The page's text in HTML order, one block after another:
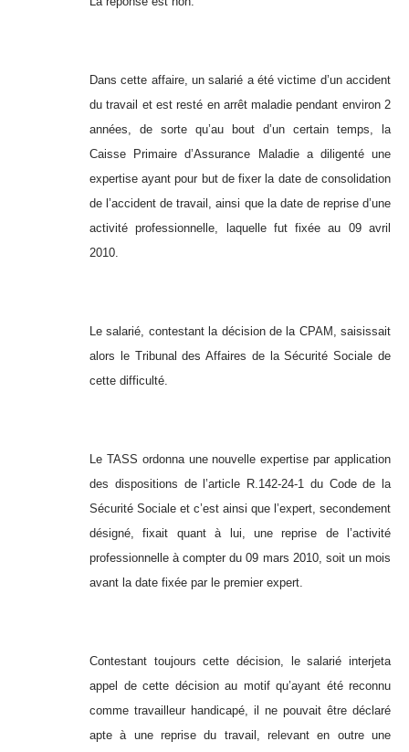
Dans cette affaire, un salarié a été victime d’un accident
du travail et est resté en arrêt maladie pendant environ 2
années, de sorte qu’au bout d’un certain temps, la
Caisse Primaire d’Assurance Maladie a diligenté une
expertise ayant pour but de fixer la date de consolidation
de l’accident de travail, ainsi que la date de reprise d’une
activité professionnelle, laquelle fut fixée au 09 avril
2010.
Le salarié, contestant la décision de la CPAM, saisissait
alors le Tribunal des Affaires de la Sécurité Sociale de
cette difficulté.
Le TASS ordonna une nouvelle expertise par application
des dispositions de l’article R.142-24-1 du Code de la
Sécurité Sociale et c’est ainsi que l’expert, secondement
désigné, fixait quant à lui, une reprise de l’activité
professionnelle à compter du 09 mars 2010, soit un mois
avant la date fixée par le premier expert.
Contestant toujours cette décision, le salarié interjeta
appel de cette décision au motif qu’ayant été reconnu
comme travailleur handicapé, il ne pouvait être déclaré
apte à une reprise du travail, relevant en outre une